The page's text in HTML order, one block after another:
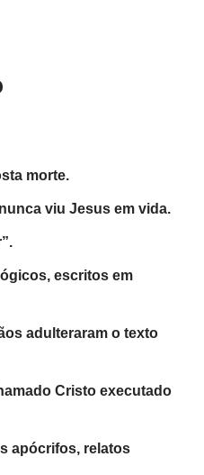
morte.
viu Jesus em vida.
escritos em
adulteraram o texto
Cristo executado
apócrifos, relatos